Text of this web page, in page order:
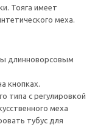
Тояга имеет
меха.
длинноворсовым
кнопках.
типа с регулировкой
меха
тубус для